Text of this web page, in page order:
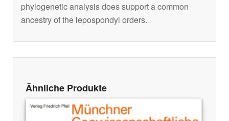
phylogenetic analysis does support a common
ancestry of the lepospondyl orders.
Ähnliche Produkte